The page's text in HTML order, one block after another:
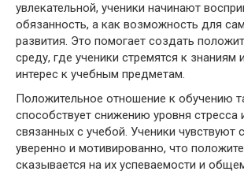
увлекательной, ученики начинают
обязанность, а как возможность для
развития. Это помогает создать
среду, где ученики стремятся к знаниям
интерес к учебным предметам.
Положительное отношение к обучению
способствует снижению уровня стресса
связанных с учебой. Ученики чувствуют
уверенно и мотивированно, что
сказывается на их успеваемости и